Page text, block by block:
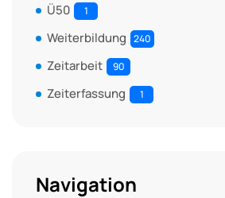
Ü50 1
Weiterbildung 240
Zeitarbeit 90
Zeiterfassung 1
Navigation